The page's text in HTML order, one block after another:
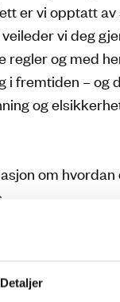
Detaljer
er vi opptatt
vi deg
og med
i fremtiden – og
og
om